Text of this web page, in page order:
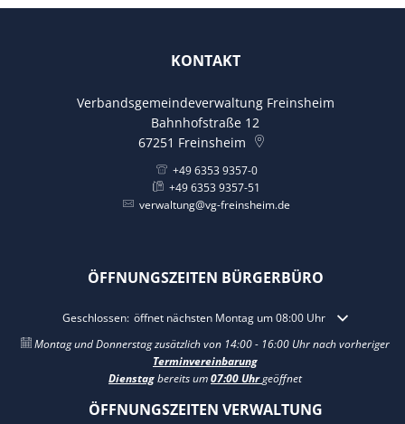
KONTAKT
Verbandsgemeindeverwaltung Freinsheim
Bahnhofstraße 12
67251 Freinsheim
+49 6353 9357-0
+49 6353 9357-51
verwaltung@vg-freinsheim.de
ÖFFNUNGSZEITEN BÜRGERBÜRO
Klicken, um weitere Öffnungs- oder Schließzeiten auszublenden
Geschlossen: öffnet nächsten Montag um 08:00 Uhr
Montag und Donnerstag zusätzlich von 14:00 - 16:00 Uhr nach vorheriger
Terminvereinbarung
Dienstagbereits um07:00 Uhrgeöffnet
ÖFFNUNGSZEITEN VERWALTUNG